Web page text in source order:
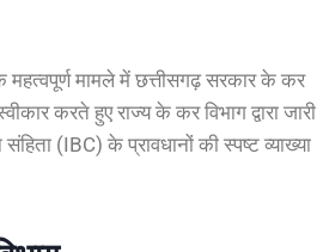
मामले में छत्तीसगढ़ सरकार के कर
करते हुए राज्य के कर विभाग द्वारा जारी
(IBC) के प्रावधानों की स्पष्ट व्याख्या